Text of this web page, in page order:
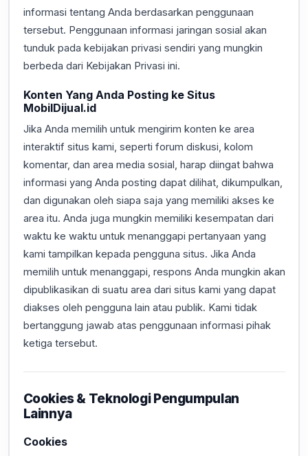
informasi tentang Anda berdasarkan penggunaan
tersebut. Penggunaan informasi jaringan sosial akan
tunduk pada kebijakan privasi sendiri yang mungkin
berbeda dari Kebijakan Privasi ini.
Konten Yang Anda Posting ke Situs
MobilDijual.id
Jika Anda memilih untuk mengirim konten ke area
interaktif situs kami, seperti forum diskusi, kolom
komentar, dan area media sosial, harap diingat bahwa
informasi yang Anda posting dapat dilihat, dikumpulkan,
dan digunakan oleh siapa saja yang memiliki akses ke
area itu. Anda juga mungkin memiliki kesempatan dari
waktu ke waktu untuk menanggapi pertanyaan yang
kami tampilkan kepada pengguna situs. Jika Anda
memilih untuk menanggapi, respons Anda mungkin akan
dipublikasikan di suatu area dari situs kami yang dapat
diakses oleh pengguna lain atau publik. Kami tidak
bertanggung jawab atas penggunaan informasi pihak
ketiga tersebut.
Cookies & Teknologi Pengumpulan
Lainnya
Cookies